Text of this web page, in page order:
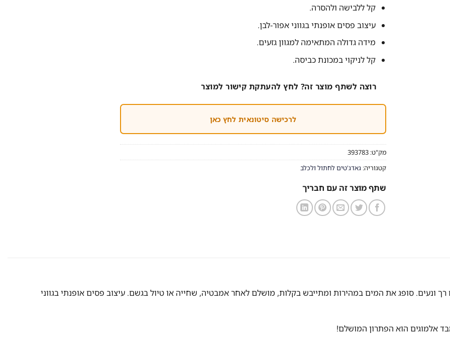
קל ללבישה ולהסרה.
עיצוב פסים אופנתי בגווני אפור-לבן.
מידה גדולה המתאימה למגוון גזעים.
קל לניקוי במכונת כביסה.
רוצה לשתף מוצר זה? לחץ להעתקת קישור למוצר
לרכישה סיטונאית לחץ כאן
מק"ט: 393783
קטגוריה: גאדג'טים לחתול ולכלב
שתף מוצר זה עם חבריך
ונעים. סופג את המים במהירות ומתייבש בקלות, מושלם לאחר אמבטיה, שחייה או טיול בגשם. עיצוב פסים אופנתי בגווני
אלמוגים הוא הפתרון המושלם!